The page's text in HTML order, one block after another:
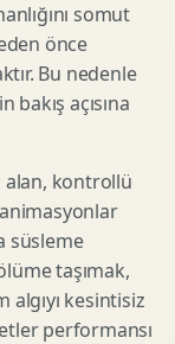
somut
önce
Bu nedenle
açısına
alan, kontrollü
süsleme
taşımak,
kesintisiz
performansı